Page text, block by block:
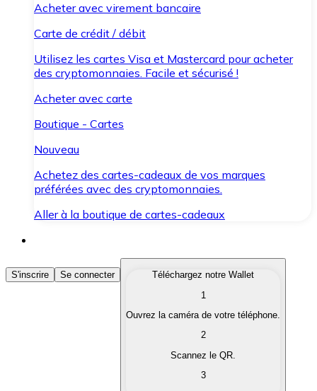
Acheter avec virement bancaire
Carte de crédit / débit
Utilisez les cartes Visa et Mastercard pour acheter
des cryptomonnaies. Facile et sécurisé !
Acheter avec carte
Boutique - Cartes
Nouveau
Achetez des cartes-cadeaux de vos marques
préférées avec des cryptomonnaies.
Aller à la boutique de cartes-cadeaux
Acheter des Cryptomonnaies
Achetez les cryptomonnaies qui vous intéressent
Convertissez vos cryptomonnaies en monnaie
S'inscrire Se connecter
Téléchargez notre Wallet
1
Ouvrez la caméra de votre téléphone.
2
Scannez le QR.
3